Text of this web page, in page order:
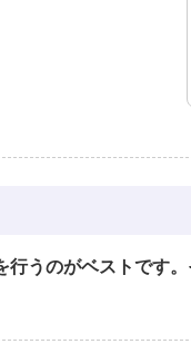
うのがベストです